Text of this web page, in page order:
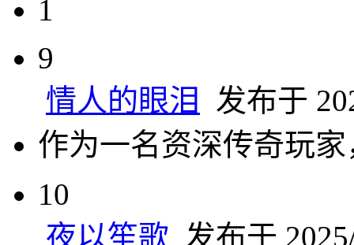
1
9
情人的眼泪
发布于
作为一名资深传奇玩家
10
夜以笙歌 发布于